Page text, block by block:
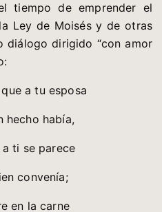
tiempo de emprender el
Ley de Moisés y de otras
diálogo dirigido “con amor
a tu esposa
hecho había,
ti se parece
convenía;
en la carne